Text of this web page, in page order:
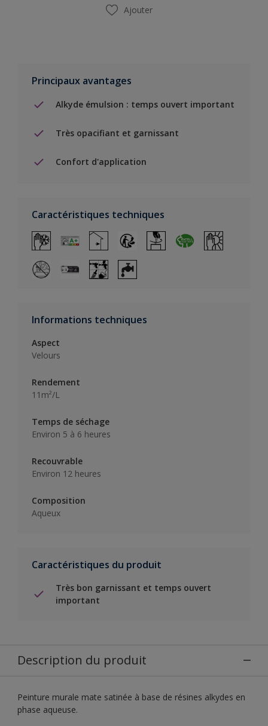
Ajouter
Principaux avantages
Alkyde émulsion : temps ouvert important
Très opacifiant et garnissant
Confort d'application
Caractéristiques techniques
Informations techniques
Aspect
Velours
Rendement
11m²/L
Temps de séchage
Environ 5 à 6 heures
Recouvrable
Environ 12 heures
Composition
Aqueux
Caractéristiques du produit
Très bon garnissant et temps ouvert
important
Description du produit
Peinture murale mate satinée à base de résines alkydes en
phase aqueuse.